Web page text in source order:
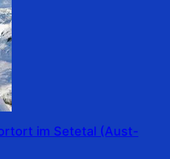
im Setetal (Aust-